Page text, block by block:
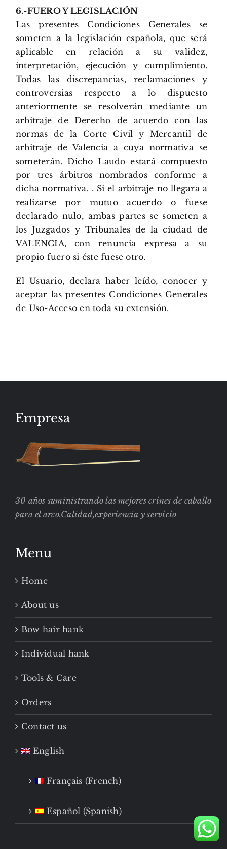
6.-FUERO Y LEGISLACIÓN
Las presentes Condiciones Generales se
someten a la legislación española, que será
aplicable en relación a su validez,
interpretación, ejecución y cumplimiento.
Todas las discrepancias, reclamaciones y
controversias respecto a lo dispuesto
anteriormente se resolverán mediante un
arbitraje de Derecho de acuerdo con las
normas de la Corte Civil y Mercantil de
arbitraje de Valencia a cuya normativa se
someterán. Dicho Laudo estará compuesto
por tres árbitros nombrados conforme a
dicha normativa. . Si el arbitraje no llegara a
realizarse por mutuo acuerdo o fuese
declarado nulo, ambas partes se someten a
los Juzgados y Tribunales de la ciudad de
VALENCIA, con renuncia expresa a su
propio fuero si éste fuese otro.
El Usuario, declara haber leído, conocer y
aceptar las presentes Condiciones Generales
de Uso-Acceso en toda su extensión.
Empresa
30 años suministrando las mejores crines de caballo
para el arco.Calidad,experiencia y servicio
Menu
Home
About us
Bow hair hank
Individual hank
Tools & Care
Orders
Contact us
English
Français (French)
Español (Spanish)